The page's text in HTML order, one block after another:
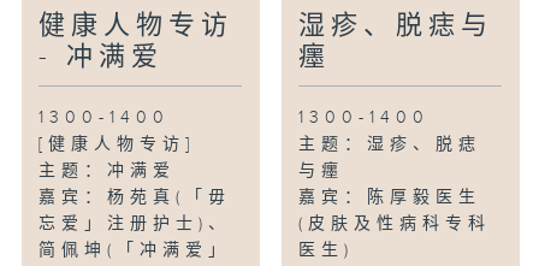
健康人物专访
- 冲满爱
1300-1400
[健康人物专访]
主题：冲满爱
嘉宾：杨苑真(「毋
忘爱」注册护士)、
简佩坤(「冲满爱」
湿疹、脱痣与
癦
1300-1400
主题：湿疹、脱痣
与癦
嘉宾：陈厚毅医生
(皮肤及性病科专科
医生)